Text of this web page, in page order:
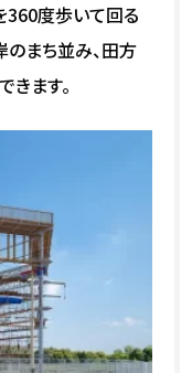
360度歩いて回る
のまち並み、田方
ます。